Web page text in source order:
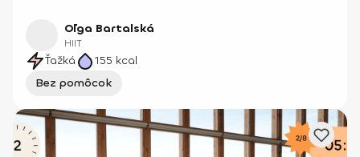
Oľga Bartalská
HIIT
Ťažká 155 kcal
Bez pomôcok